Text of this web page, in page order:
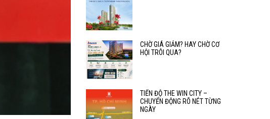
CHỜ GIÁ GIẢM? HAY CHỜ CƠ
HỘI TRÔI QUA?
TIẾN ĐỘ THE WIN CITY –
CHUYỂN ĐỘNG RÕ NÉT TỪNG
NGÀY